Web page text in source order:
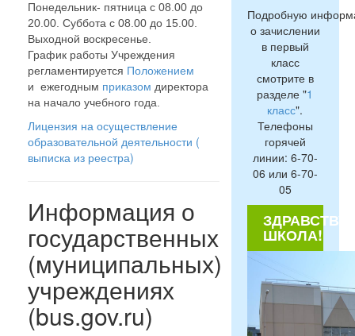
Понедельник- пятница с 08.00 до
20.00. Суббота с 08.00 до 15.00.
Выходной воскресенье.
График работы Учреждения
регламентируется Положением
и ежегодным приказом директора
на начало учебного года.
Лицензия на осуществление
образовательной деятельности (
выписка из реестра)
Информация о
государственных
(муниципальных)
учреждениях
(bus.gov.ru)
Подробную
о зачислении
в первый
класс
смотрите в
разделе "1
класс".
Телефоны
горячей
линии: 6-70-
06 или 6-70-
05
ШКОЛА!